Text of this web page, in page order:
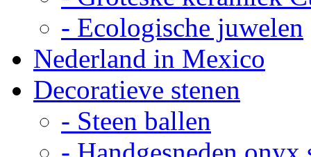
- Ecologische juwelen
Nederland in Mexico
Decoratieve stenen
- Steen ballen